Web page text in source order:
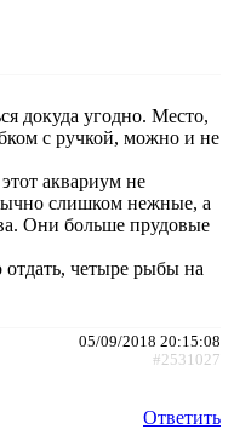
докуда угодно. Место,
с ручкой, можно и не
аквариум не
слишком нежные, а
Они больше прудовые
четыре рыбы на
05/09/2018 20:15:08
#2531027
Ответить